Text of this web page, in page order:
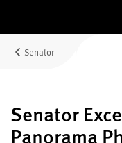
MyAccount
Service
Garantie, Révisions et
Senator
Senator
Panorama